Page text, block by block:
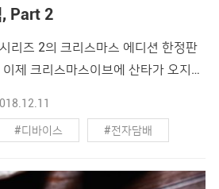
, Part 2
리즈 2의 크리스마스 에디션 한정판
이제 크리스마스이브에 산타가 오지
적으로 한 해를 보낸 어른을 위해 브
코리아에서 궐련형 전자담배 글로의
는 고급스러운 레드 컬러의 글로 레드
#디바이스 #전자담배